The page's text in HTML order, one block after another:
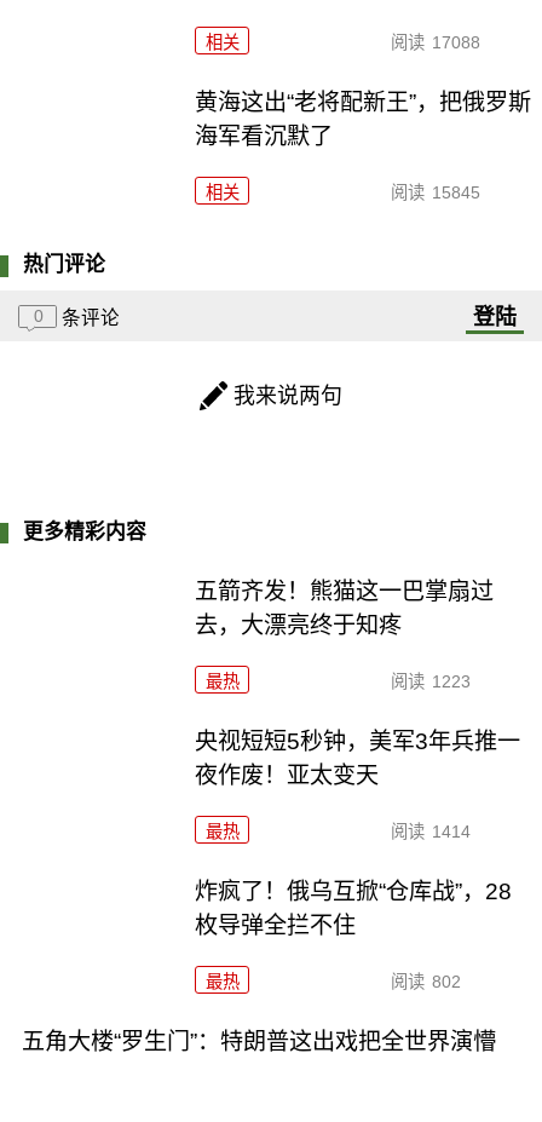
相关 阅读 17088
黄海这出“老将配新王”，把俄罗斯
海军看沉默了
相关 阅读 15845
热门评论
0 条评论 登陆
我来说两句
更多精彩内容
五箭齐发！熊猫这一巴掌扇过
去，大漂亮终于知疼
最热 阅读 1223
央视短短5秒钟，美军3年兵推一
夜作废！亚太变天
最热 阅读 1414
炸疯了！俄乌互掀“仓库战”，28
枚导弹全拦不住
最热 阅读 802
五角大楼“罗生门”：特朗普这出戏把全世界演懵